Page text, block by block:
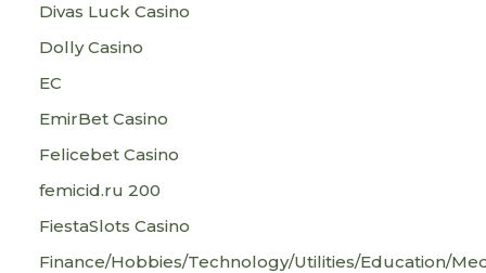
Divas Luck Casino
Dolly Casino
EC
EmirBet Casino
Felicebet Casino
femicid.ru 200
FiestaSlots Casino
Finance/Hobbies/Technology/Utilities/Education/